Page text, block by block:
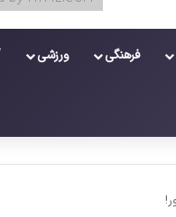
فرهنگی ورزشی